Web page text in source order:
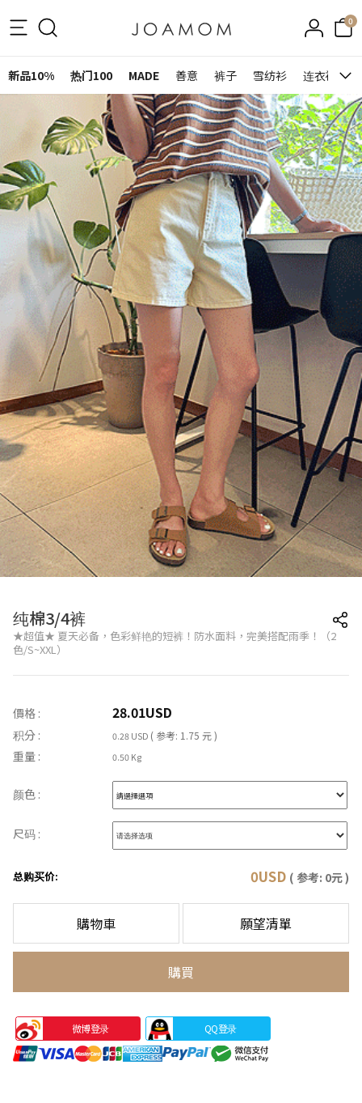
0
新品10% 热门100 MADE 善意 裤子 雪纺衫 连衣裙&裙
纯棉3/4裤
★超值★ 夏天必备，色彩鲜艳的短裤！防水面料，完美搭配雨季！（2
色/S~XXL）
價格 : 28.01USD
积分 : 0.28 USD ( 参考: 1.75 元 )
重量 : 0.50 Kg
颜色 :
尺码 :
总购买价: 0USD ( 参考: 0元 )
購物車 願望清單
購買
微博登录 QQ登录